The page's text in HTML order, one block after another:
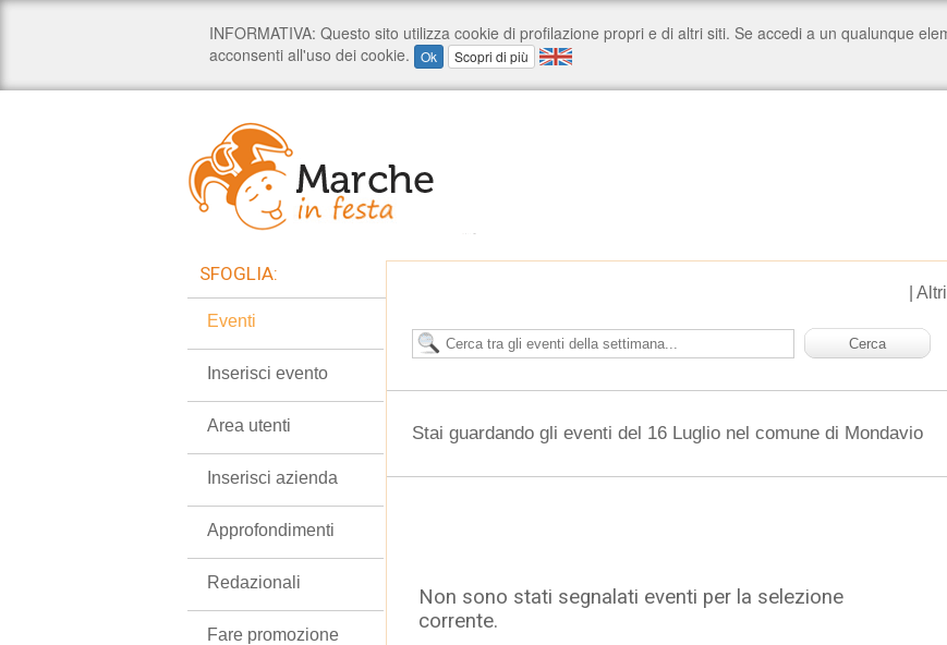
Altri
Stai guardando gli eventi del 16 Luglio nel comune di Mondavio
Non sono stati segnalati eventi per la selezione
corrente.
SFOGLIA:
Eventi
Inserisci evento
Area utenti
Inserisci azienda
Approfondimenti
Redazionali
Fare promozione